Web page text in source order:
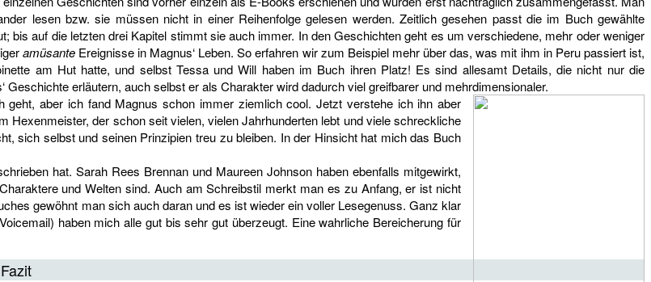
lesen bzw. sie müssen nicht in einer Reihenfolge gelesen werden. Zeitlich gesehen passt die im Buch gewählte
bis auf die letzten drei Kapitel stimmt sie auch immer. In den Geschichten geht es um verschiedene, mehr oder weniger
amüsanteEreignisse in Magnus‘ Leben. So erfahren wir zum Beispiel mehr über das, was mit ihm in Peru passiert ist,
am Hut hatte, und selbst Tessa und Will haben im Buch ihren Platz! Es sind allesamt Details, die nicht nur die
Geschichte erläutern, auch selbst er als Charakter wird dadurch viel greifbarer und mehrdimensionaler.
geht, aber ich fand Magnus schon immer ziemlich cool. Jetzt verstehe ich ihn aber
der schon seit vielen, vielen Jahrhunderten lebt und viele schreckliche
sich selbst und seinen Prinzipien treu zu bleiben. In der Hinsicht hat mich das Buch
hat. Sarah Rees Brennan und Maureen Johnson haben ebenfalls mitgewirkt,
und Welten sind. Auch am Schreibstil merkt man es zu Anfang, er ist nicht
gewöhnt man sich auch daran und es ist wieder ein voller Lesegenuss. Ganz klar
haben mich alle gut bis sehr gut überzeugt. Eine wahrliche Bereicherung für
Fazit